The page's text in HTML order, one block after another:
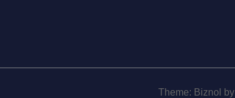
Theme: Biznol by